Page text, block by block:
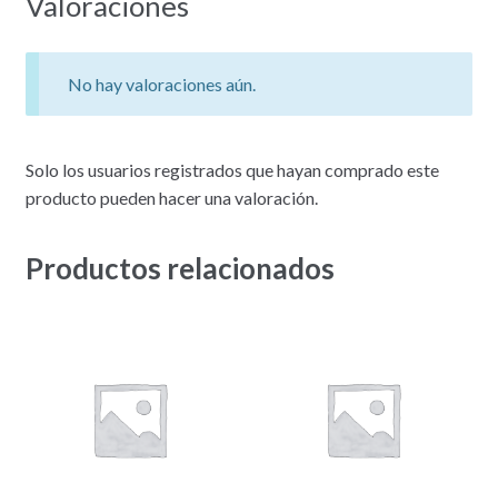
No hay valoraciones aún.
Solo los usuarios registrados que hayan comprado este
producto pueden hacer una valoración.
Productos relacionados